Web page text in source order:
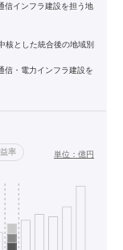
信インフラ建設を担う地
核とした統合後の地域別
信・電力インフラ建設を
率 単位： 億円